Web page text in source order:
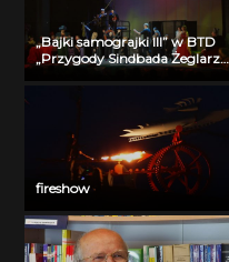
„Bajki samograjki III” w BTD
„Przygody Sindbada Żeglarza”
Przygoda czwarta
fireshow